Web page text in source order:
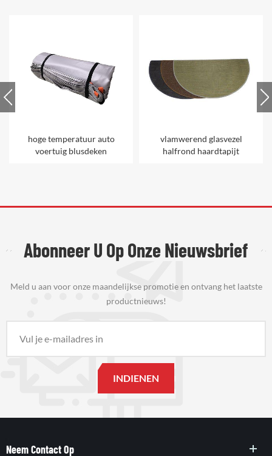
hoge temperatuur auto
voertuig blusdeken
vlamwerend glasvezel
halfrond haardtapijt
Abonneer U Op Onze Nieuwsbrief
Meld u aan voor onze maandelijkse promotie en ontvang het laatste
productnieuws!
Neem Contact Op